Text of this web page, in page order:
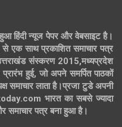
हिंदी न्यूज पेपर और वेबसाइट है।
एक साथ प्रकाशित समाचार पत्र
संस्करण 2015,मध्यप्रदेश
हुई, जो अपने समर्पित पाठकों
समाचार लाता है।प्रजा टुडे अपनी
भारत का सबसे ज्यादा
समाचार पत्र बना हुआ है।